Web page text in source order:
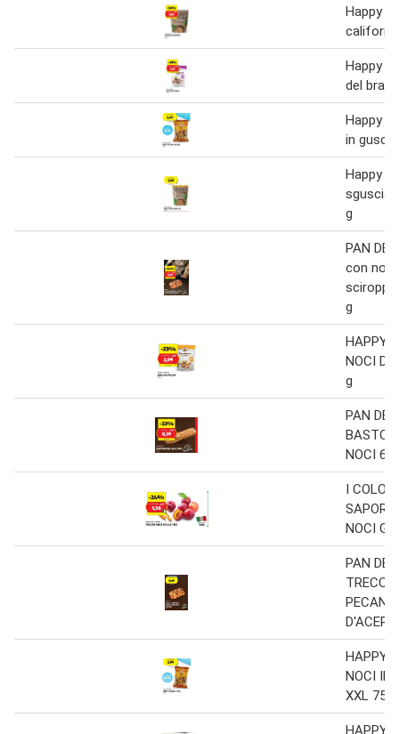
Happy
Happy
del
Happy
in
Happy
g
PAN
con noci
g
HAPPY
NOCI DI
g
PAN
NOCI 69
I
SAPORE
NOCI
PAN
PECAN
HAPPY
NOCI IN
XXL 750
HAPPY